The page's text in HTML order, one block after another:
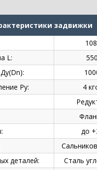
задвижки
L:
Ру:
4
до
деталей:
Сталь